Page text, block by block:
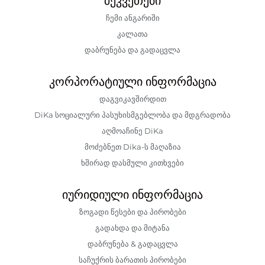
ჩემი ანგარიში
კალათა
დაბრუნება და გადაცვლა
კორპორატიული ინფორმაცია
დაგვიკავშირდით
DiKa სოციალური პასუხისმგებლობა და მდგრადობა
აღმოაჩინე DiKa
მოძებნეთ Dika-ს მაღაზია
ხშირად დასმული კითხვები
იურიდიული ინფორმაცია
ზოგადი წესები და პირობები
გადახდა და მიტანა
დაბრუნება & გადაცვლა
საჩუქრის ბარათის პირობები